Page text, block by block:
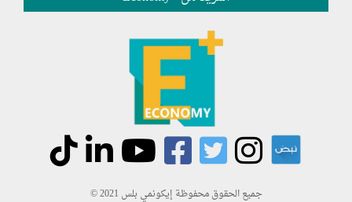
جميع الحقوق محفوظة إيكونمي بلس 2021 ©